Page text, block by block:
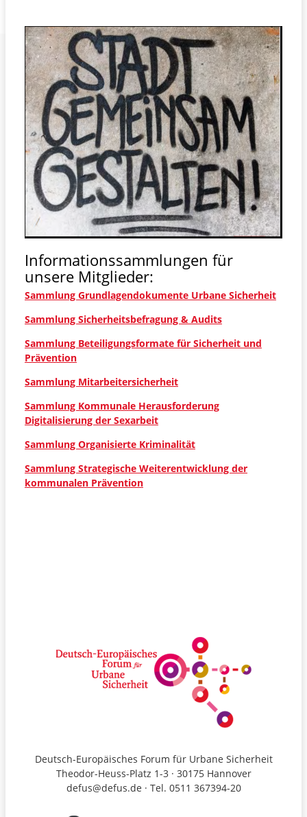
DEFUS Leitgedanken zur Sicherheit von
Mitarbeiter*innen und politischen
Mandatsträger*innen in Kommunalverwaltungen
Sicherheit in der Stadt
The Efus Safety Audit Guide: A guide to better
understand new challenges in urban security
Informationssammlungen für
unsere Mitglieder:
Sammlung Grundlagendokumente Urbane Sicherheit
Sammlung Sicherheitsbefragung & Audits
Sammlung Beteiligungsformate für Sicherheit und
Prävention
Sammlung Mitarbeitersicherheit
Sammlung Kommunale Herausforderung
Digitalisierung der Sexarbeit
Sammlung Organisierte Kriminalität
Sammlung Strategische Weiterentwicklung der
kommunalen Prävention
Deutsch-Europäisches Forum für Urbane Sicherheit
Theodor-Heuss-Platz 1-3 · 30175 Hannover
defus@defus.de · Tel. 0511 367394-20